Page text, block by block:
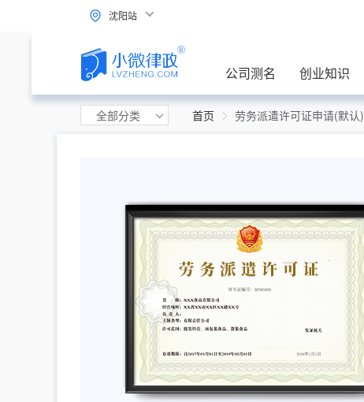
沈阳站
公司测名 创业知识
全部分类 首页 劳务派遣许可证申请(默认)